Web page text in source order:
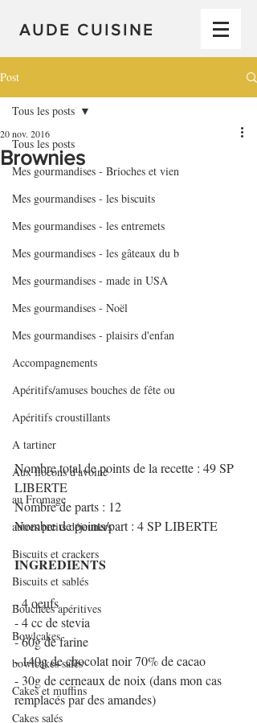
AUDE CUISINE
Post
Tous les posts
Mes gourmandises - Brioches et vien
Mes gourmandises - les biscuits
Mes gourmandises - les entremets
Mes gourmandises - les gâteaux du b
Mes gourmandises - made in USA
Mes gourmandises - Noël
Mes gourmandises - plaisirs d'enfan
Accompagnements
Apéritifs/amuses bouches de fête ou
Apéritifs croustillants
A tartiner
Aux flocons d'avoine
au Fromage
autres petits déjeuners
Biscuits et crackers
Biscuits et sablés
Bouchées apéritives
Bowlcakes
bowlcakes salés
Cakes et muffins
Cakes salés
Tous les posts
Brownies
20 nov. 2016
Nombre total de points de la recette : 49 SP
LIBERTE
Nombre de parts : 12
Nombre de points/part : 4 SP LIBERTE
INGREDIENTS
- 4 oeufs
- 4 cc de stevia
- 60g de farine
- 140g de chocolat noir 70% de cacao
- 30g de cerneaux de noix (dans mon cas
remplacés par des amandes)